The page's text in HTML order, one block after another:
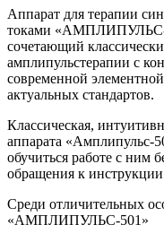
Аппарат для терапии
токами «АМПЛИПУЛЬС-
сочетающий
амплипульстерапии с
современной
актуальных стандартов.
Классическая,
аппарата «Амплипульс-
обучиться работе с ним
обращения к
Среди отличительных
«АМПЛИПУЛЬС-501»